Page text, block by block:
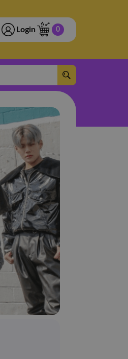
Login 0